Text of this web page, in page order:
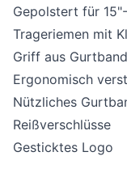
Gepolstert für
Trageriemen mit
Griff aus
Ergonomisch
Nützliches
Reißverschlüsse
Gesticktes Logo